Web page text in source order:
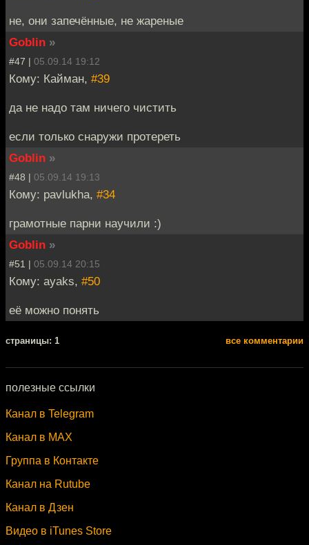
не, они запечённые, не жареные
Goblin »
#47 | 05.09.14 19:12
Кому: Кайман, #39
да не надо там ничего чистить
если только снаружи протереть
Goblin »
#48 | 05.09.14 19:13
Кому: pavlukha, #34
грамотные парни научили :)
Goblin »
#51 | 05.09.14 20:15
Кому: ayaks, #50
её можно понять
cтраницы: 1 все комментарии
полезные ссылки
Канал в Telegram
Канал в MAX
Группа в Контакте
Канал на Rutube
Канал в Дзен
Видео в iTunes Store